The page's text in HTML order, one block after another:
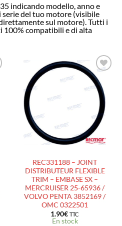
indicando modello, anno e
del tuo motore (visibile
sul motore). Tutti i
compatibili e di alta
AJOUTER
À LA
D’ENVIES
REC331188 – JOINT
DISTRIBUTEUR FLEXIBLE
TRIM – EMBASE SX –
MERCRUISER 25-65936 /
VOLVO PENTA 3852169 /
OMC 0322501
1.90€ TTC
En stock